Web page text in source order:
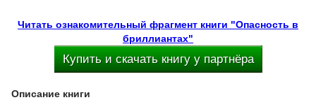
Читать ознакомительный фрагмент книги "Опасность в
бриллиантах"
Купить и скачать книгу у партнёра
Описание книги